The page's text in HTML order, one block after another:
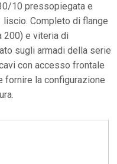
10 pressopiegata e
liscio. Completo di flange
200) e viteria di
sugli armadi della serie
con accesso frontale
fornire la configurazione